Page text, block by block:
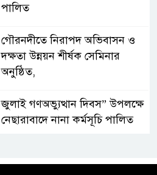
পালিত
গৌরনদীতে নিরাপদ অভিবাসন ও
দক্ষতা উন্নয়ন শীর্ষক সেমিনার
অনুষ্ঠিত,
জুলাই গণঅভ্যুত্থান দিবস” উপলক্ষে
নেছারাবাদে নানা কর্মসূচি পালিত